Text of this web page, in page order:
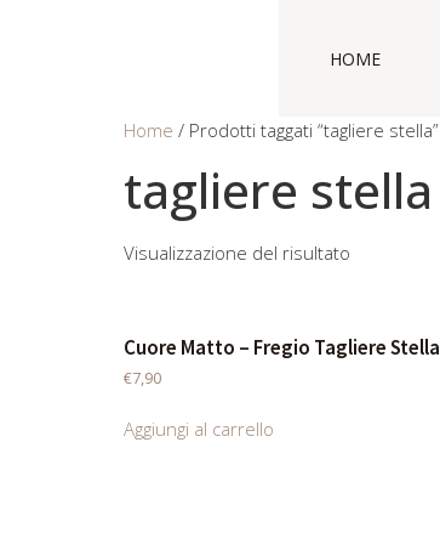
HOME
Home / Prodotti taggati “tagliere stella”
tagliere stella
Visualizzazione del risultato
Cuore Matto – Fregio Tagliere Stella
€7,90
Aggiungi al carrello